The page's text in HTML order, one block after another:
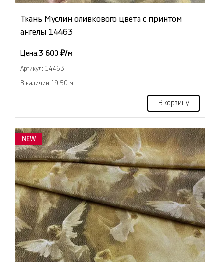
Ткань Муслин оливкового цвета с принтом
ангелы 14463
Цена:3 600 ₽/м
Артикул: 14463
В наличии 19.50 м
В корзину
NEW